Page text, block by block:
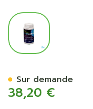
View larger image
38,20 €
Sur demande